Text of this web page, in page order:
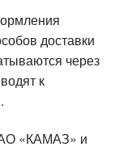
доставки
через
к
«КАМАЗ» и